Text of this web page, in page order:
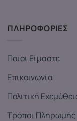
ΠΛΗΡΟΦΟΡΙΕΣ
Ποιοι Είμαστε
Επικοινωνία
Πολιτική
Τρόποι Πληρωμής